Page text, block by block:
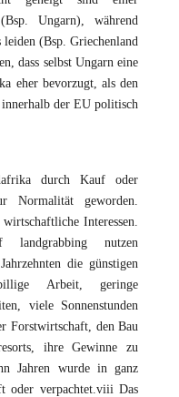
Ungarn), während
leiden (Bsp. Griechenland
dass selbst Ungarn eine
eher bevorzugt, als den
innerhalb der EU politisch
durch Kauf oder
Normalität geworden.
Interessen.
nutzen
die günstigen
Arbeit, geringe
viele Sonnenstunden
Forstwirtschaft, den Bau
ihre Gewinne zu
Jahren wurde in ganz
oder verpachtet.viii Das